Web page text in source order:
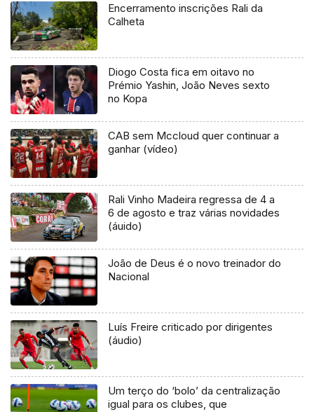
Encerramento inscrições Rali da
Calheta
Diogo Costa fica em oitavo no
Prémio Yashin, João Neves sexto
no Kopa
CAB sem Mccloud quer continuar a
ganhar (vídeo)
Rali Vinho Madeira regressa de 4 a
6 de agosto e traz várias novidades
(áuido)
João de Deus é o novo treinador do
Nacional
Luís Freire criticado por dirigentes
(áudio)
Um terço do ‘bolo’ da centralização
igual para os clubes, que